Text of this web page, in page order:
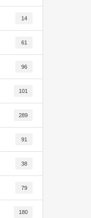
14
61
96
101
289
91
38
79
180